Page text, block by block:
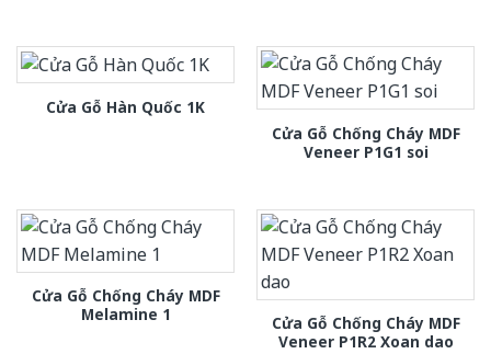
Cửa Gỗ Hàn Quốc 1K
Cửa Gỗ Chống Cháy MDF
Veneer P1G1 soi
Cửa Gỗ Chống Cháy MDF
Melamine 1
Cửa Gỗ Chống Cháy MDF
Veneer P1R2 Xoan dao